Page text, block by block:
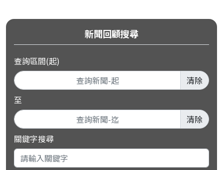
新聞回顧搜尋
查詢區間(起)
清除
至
清除
關鍵字搜尋